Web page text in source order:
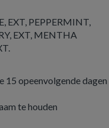
EXT, PEPPERMINT,
EXT, MENTHA
15 opeenvolgende dagen
te houden